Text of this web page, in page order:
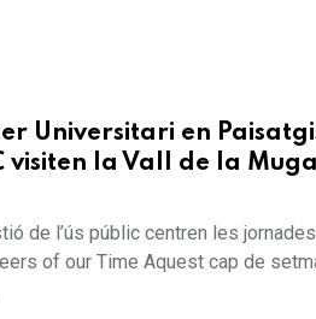
Universitari en
visiten la Vall de la
de l’ús públic centren les
of our Time Aquest cap de